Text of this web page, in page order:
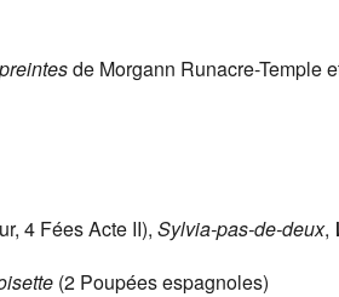
de Morgann Runacre-Temple
4 Fées Acte II), Sylvia-pas-de-deux,
(2 Poupées espagnoles)